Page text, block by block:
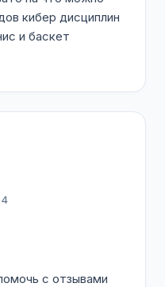
кибер дисциплин
и баскет
с отзывами